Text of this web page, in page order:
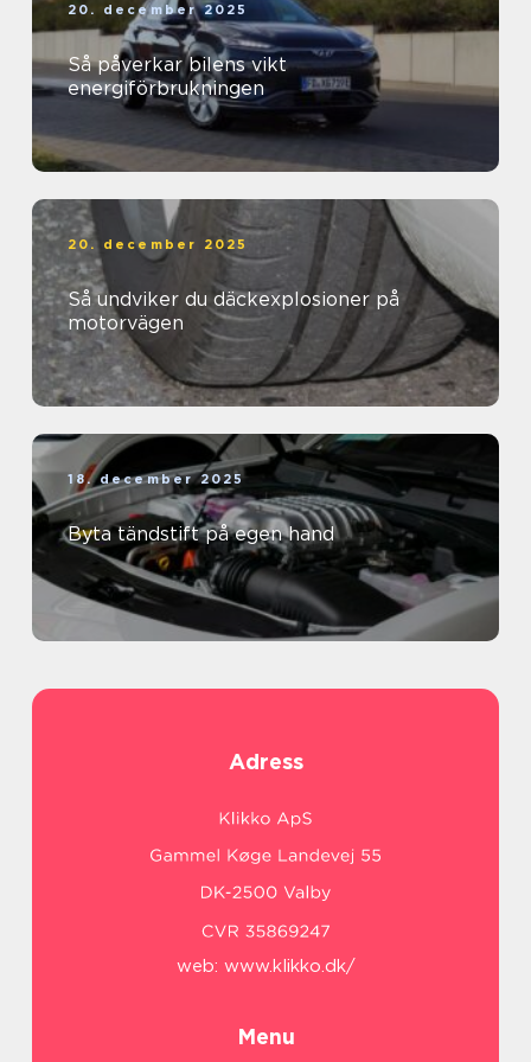
20. december 2025
Så påverkar bilens vikt
energiförbrukningen
20. december 2025
Så undviker du däckexplosioner på
motorvägen
18. december 2025
Byta tändstift på egen hand
Adress
web: www.klikko.dk/
Menu